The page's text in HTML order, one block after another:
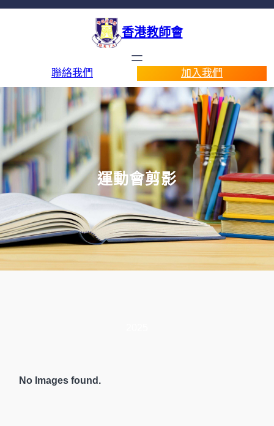
香港教師會
聯絡我們 加入我們
運動會剪影
No Images found.